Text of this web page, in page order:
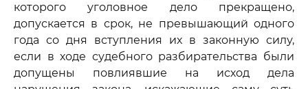
которого уголовное дело прекращено,
допускается в срок, не превышающий одного
года со дня вступления их в законную силу,
если в ходе судебного разбирательства были
допущены повлиявшие на исход дела